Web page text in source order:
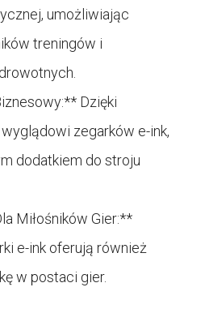
umożliwiając
treningów i
Dzięki
zegarków e-ink,
dodatkiem do stroju
Miłośników Gier:**
e-ink oferują również
w postaci gier.